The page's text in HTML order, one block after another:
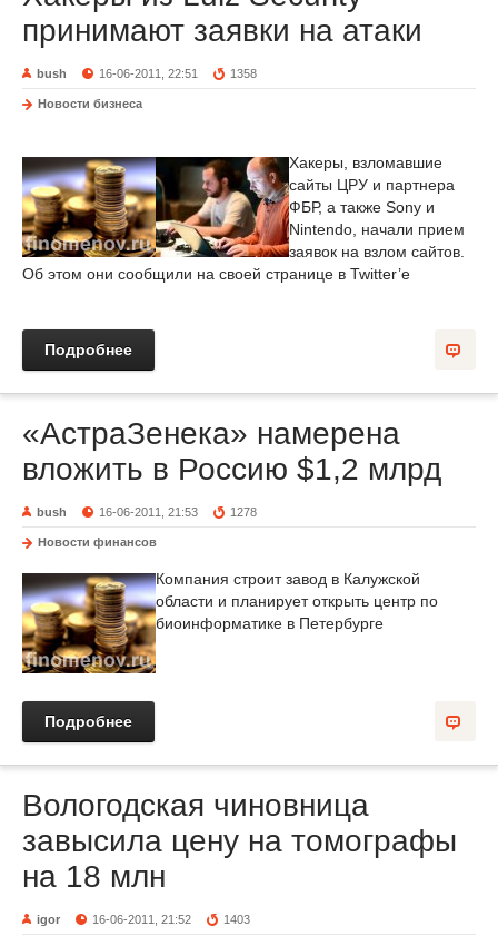
принимают заявки на атаки
bush 16-06-2011, 22:51 1358
Новости бизнеса
Хакеры, взломавшие
сайты ЦРУ и партнера
ФБР, а также Sony и
Nintendo, начали прием
заявок на взлом сайтов.
Об этом они сообщили на своей странице в Twitter’e
Подробнее
«АстраЗенека» намерена
вложить в Россию $1,2 млрд
bush 16-06-2011, 21:53 1278
Новости финансов
Компания строит завод в Калужской
области и планирует открыть центр по
биоинформатике в Петербурге
Подробнее
Вологодская чиновница
завысила цену на томографы
на 18 млн
igor 16-06-2011, 21:52 1403